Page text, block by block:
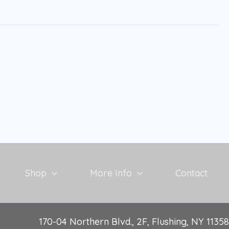
Shop More Info Contact
170-04 Northern Blvd., 2F, Flushing, NY 11358